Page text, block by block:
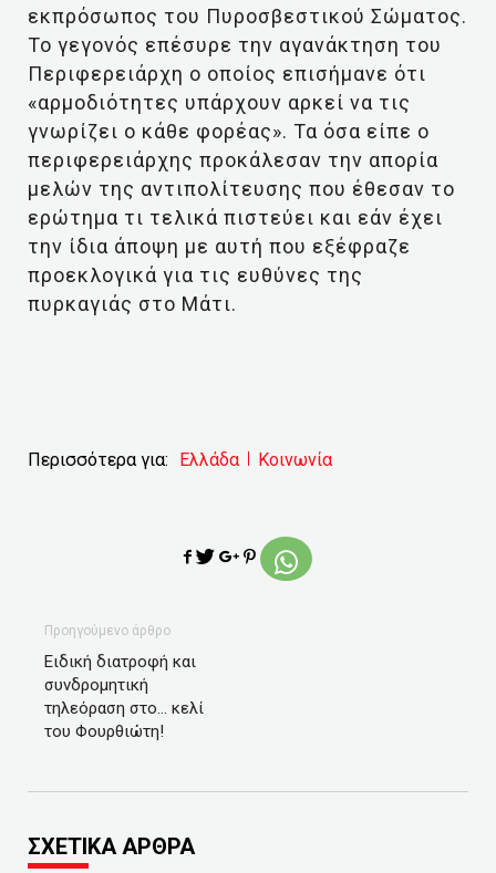
εκπρόσωπος του Πυροσβεστικού Σώματος.
Το γεγονός επέσυρε την αγανάκτηση του
Περιφερειάρχη ο οποίος επισήμανε ότι
«αρμοδιότητες υπάρχουν αρκεί να τις
γνωρίζει ο κάθε φορέας». Τα όσα είπε ο
περιφερειάρχης προκάλεσαν την απορία
μελών της αντιπολίτευσης που έθεσαν το
ερώτημα τι τελικά πιστεύει και εάν έχει
την ίδια άποψη με αυτή που εξέφραζε
προεκλογικά για τις ευθύνες της
πυρκαγιάς στο Μάτι.
Περισσότερα για: Ελλάδα Κοινωνία
Προηγούμενο άρθρο
Ειδική διατροφή και
συνδρομητική
τηλεόραση στο… κελί
του Φουρθιώτη!
ΣΧΕΤΙΚΑ ΑΡΘΡΑ